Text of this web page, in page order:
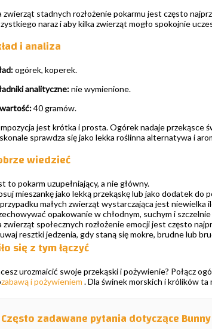
zwierząt stadnych rozłożenie pokarmu jest często
naraz i aby kilka zwierząt mogło spokojnie
i analiza
ogórek, koperek.
analityczne:nie wymienione.
40 gramów.
jest krótka i prosta. Ogórek nadaje przekąsce
sprawdza się jako lekka roślinna alternatywa i
wiedzieć
to pokarm uzupełniający, a nie główny.
mieszankę jako lekką przekąskę lub jako dodatek do
małych zwierząt wystarczająca jest niewielka
opakowanie w chłodnym, suchym i
zwierząt społecznych rozłożenie emocji jest często
resztki jedzenia, gdy staną się mokre, brudne lub
się z tym łączyć
urozmaicić swoje przekąski i pożywienie? Połącz
zabawą i pożywieniem . Dla świnek morskich i królików
Często zadawane pytania dotyczące